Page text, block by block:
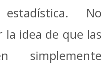
No
idea de que las
simplemente